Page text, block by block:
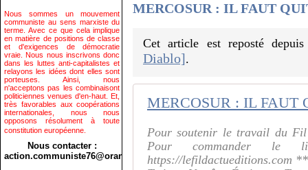
Nous sommes un mouvement
communiste au sens marxiste du
terme. Avec ce que cela implique
en matière de positions de classe
et d'exigences de démocratie
vraie. Nous nous inscrivons donc
dans les luttes anti-capitalistes et
relayons les idées dont elles sont
porteuses. Ainsi, nous
n'acceptons pas les combinaisont
politiciennes venues d'en-haut. Et,
très favorables aux coopérations
internationales, nous nous
opposons résolument à toute
constitution européenne.
Nous contacter :
action.communiste76@orange.fr>
MERCOSUR : IL FAUT
Cet article est reposté
Diablo].
Pour soutenir le travail du
Pour commander
https://lefildactueditions.com